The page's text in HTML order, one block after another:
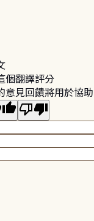
個翻譯評分
意見回饋將用於協